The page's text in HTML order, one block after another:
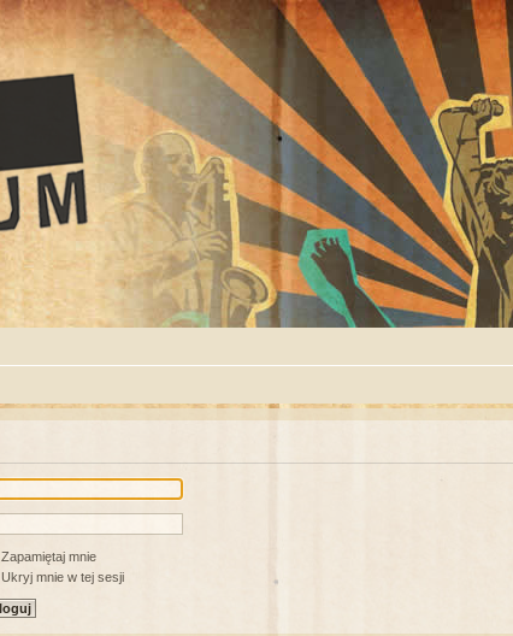
Zapamiętaj mnie
Ukryj mnie w tej sesji